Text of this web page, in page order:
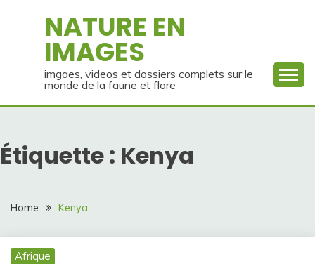
NATURE EN
IMAGES
imgaes, videos et dossiers complets sur le
monde de la faune et flore
Étiquette : Kenya
Home Kenya
Afrique